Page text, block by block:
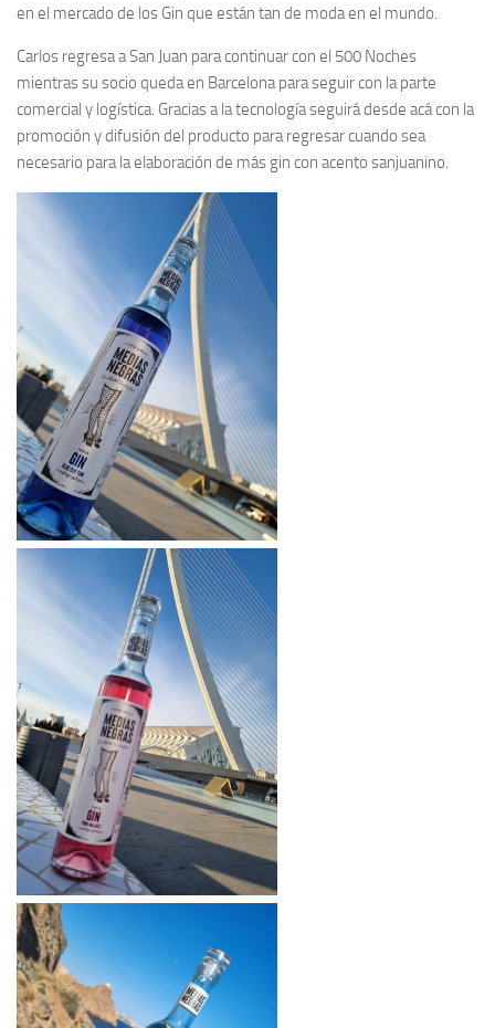
en el mercado de los Gin que están tan de moda en el mundo.
Carlos regresa a San Juan para continuar con el 500 Noches
mientras su socio queda en Barcelona para seguir con la parte
comercial y logística. Gracias a la tecnología seguirá desde acá con la
promoción y difusión del producto para regresar cuando sea
necesario para la elaboración de más gin con acento sanjuanino.